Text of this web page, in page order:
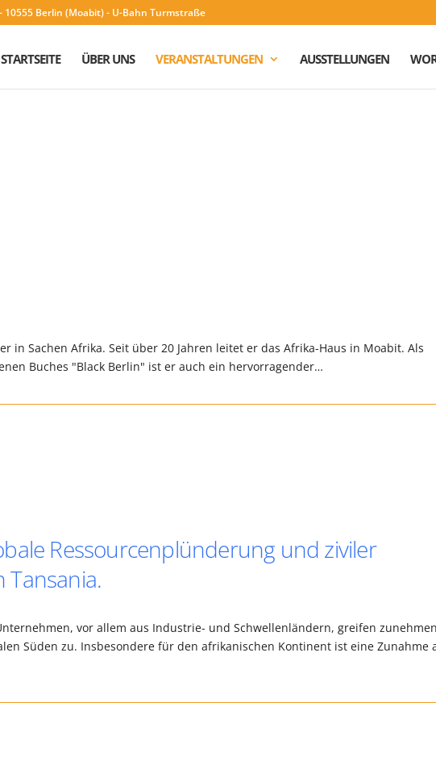
Berlin (Moabit) - U-Bahn Turmstraße
STARTSEITE ÜBER UNS VERANSTALTUNGEN AUSSTELLUNGEN
in Sachen Afrika. Seit über 20 Jahren leitet er das Afrika-Haus in Moabit. Als
Buches "Black Berlin" ist er auch ein hervorragender…
Ressourcenplünderung und ziviler
Tansania.
vor allem aus Industrie- und Schwellenländern, greifen
Süden zu. Insbesondere für den afrikanischen Kontinent ist eine Zunahme